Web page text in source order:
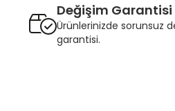
Değişim Garantisi
Ürünlerinizde sorunsuz
garantisi.